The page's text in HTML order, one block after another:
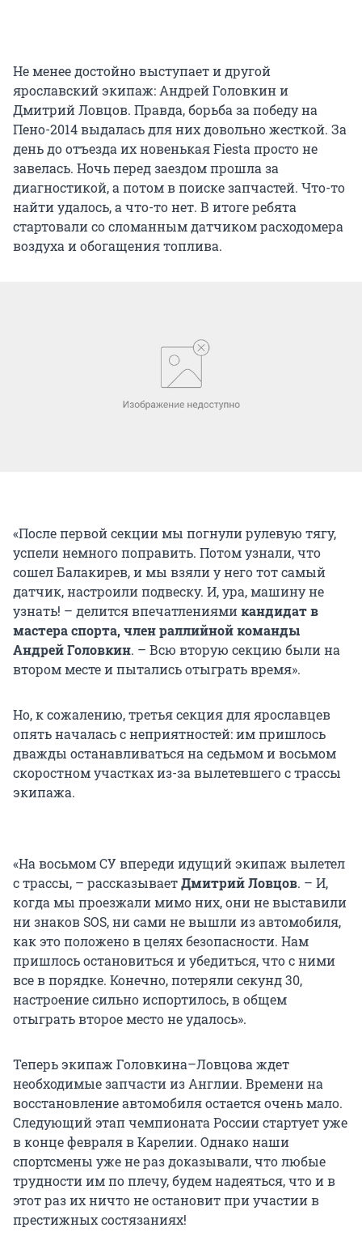
Не менее достойно выступает и другой
ярославский экипаж: Андрей Головкин и
Дмитрий Ловцов. Правда, борьба за победу на
Пено-2014 выдалась для них довольно жесткой. За
день до отъезда их новенькая Fiesta просто не
завелась. Ночь перед заездом прошла за
диагностикой, а потом в поиске запчастей. Что-то
найти удалось, а что-то нет. В итоге ребята
стартовали со сломанным датчиком расходомера
воздуха и обогащения топлива.
«После первой секции мы погнули рулевую тягу,
успели немного поправить. Потом узнали, что
сошел Балакирев, и мы взяли у него тот самый
датчик, настроили подвеску. И, ура, машину не
узнать! – делится впечатлениямикандидат в
мастера спорта, член раллийной команды
Андрей Головкин. – Всю вторую секцию были на
втором месте и пытались отыграть время».
Но, к сожалению, третья секция для ярославцев
опять началась с неприятностей: им пришлось
дважды останавливаться на седьмом и восьмом
скоростном участках из-за вылетевшего с трассы
экипажа.
«На восьмом СУ впереди идущий экипаж вылетел
с трассы, – рассказываетДмитрий Ловцов. – И,
когда мы проезжали мимо них, они не выставили
ни знаков SOS, ни сами не вышли из автомобиля,
как это положено в целях безопасности. Нам
пришлось остановиться и убедиться, что с ними
все в порядке. Конечно, потеряли секунд 30,
настроение сильно испортилось, в общем
отыграть второе место не удалось».
Теперь экипаж Головкина–Ловцова ждет
необходимые запчасти из Англии. Времени на
восстановление автомобиля остается очень мало.
Следующий этап чемпионата России стартует уже
в конце февраля в Карелии. Однако наши
спортсмены уже не раз доказывали, что любые
трудности им по плечу, будем надеяться, что и в
этот раз их ничто не остановит при участии в
престижных состязаниях!